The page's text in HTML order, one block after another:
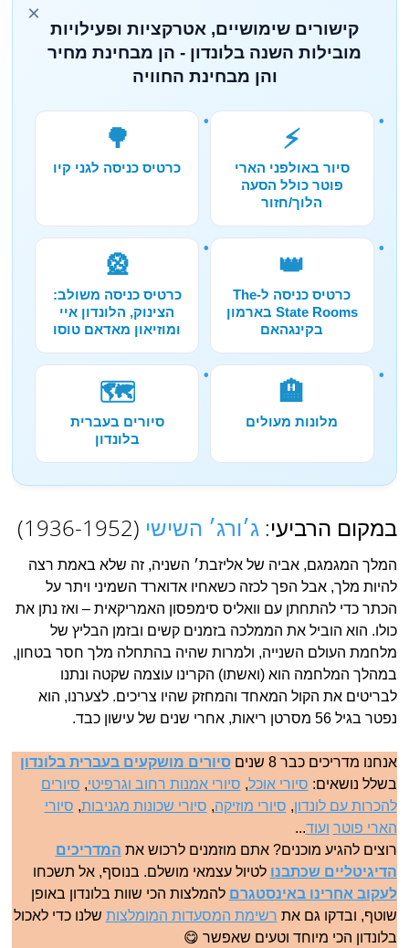
×
קישורים שימושיים, אטרקציות ופעילויות
מובילות השנה בלונדון - הן מבחינת מחיר
והן מבחינת החוויה
⚡
סיור באולפני הארי
פוטר כולל הסעה
הלוך/חזור
🌳
כרטיס כניסה לגני קיו
👑
כרטיס כניסה ל-The
State Rooms בארמון
בקינגהאם
🎡
כרטיס כניסה משולב:
הצינוק, הלונדון איי
ומוזיאון מאדאם טוסו
🏨
מלונות מעולים
🗺️
סיורים בעברית
בלונדון
במקום הרביעי:ג׳ורג׳ השישי (1936-1952)
המלך המגמגם, אביה של אליזבת׳ השניה, זה שלא באמת רצה
להיות מלך, אבל הפך לכזה כשאחיו אדוארד השמיני ויתר על
הכתר כדי להתחתן עם וואליס סימפסון האמריקאית – ואז נתן את
כולו. הוא הוביל את הממלכה בזמנים קשים ובזמן הבליץ של
מלחמת העולם השנייה, ולמרות שהיה בהתחלה מלך חסר בטחון,
במהלך המלחמה הוא (ואשתו) הקרינו עוצמה שקטה ונתנו
לבריטים את הקול המאחד והמחזק שהיו צריכים. לצערנו, הוא
נפטר בגיל 56 מסרטן ריאות, אחרי שנים של עישון כבד.
אנחנו מדריכים כבר 8 שנים
סיורים מושקעים בעברית בלונדון
בשלל נושאים: סיורי אוכל, סיורי אמנות רחוב וגרפיטי, סיורים
להכרות עם לונדון, סיורי מוזיקה, סיורי שכונות מגניבות, סיורי
הארי פוטר ועוד...
רוצים להגיע מוכנים? אתם מוזמנים לרכוש את המדריכים
הדיגיטליים שכתבנו לטיול עצמאי מושלם. בנוסף, אל תשכחו
לעקוב אחרינו באינסטגרם להמלצות הכי שוות בלונדון באופן
שוטף, ובדקו גם את רשימת המסעדות המומלצות שלנו כדי לאכול
בלונדון הכי מיוחד וטעים שאפשר 😋